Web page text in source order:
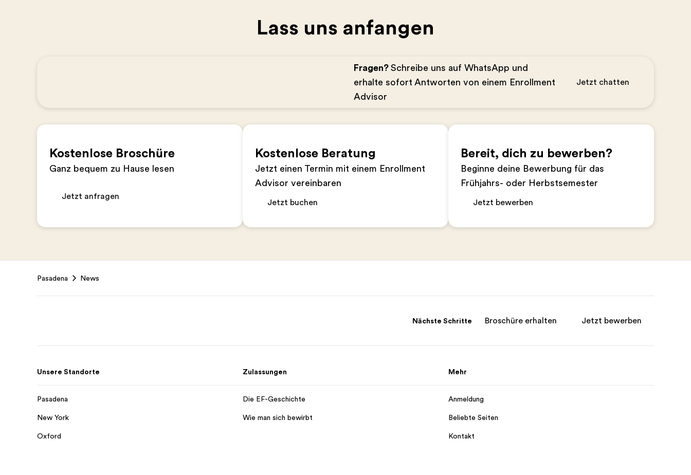
Lass uns anfangen
Fragen?Schreibe uns auf WhatsApp und
erhalte sofort Antworten von einem Enrollment
Advisor
Jetzt chatten
Kostenlose Broschüre
Ganz bequem zu Hause lesen
Jetzt anfragen
Kostenlose Beratung
Jetzt einen Termin mit einem Enrollment
Advisor vereinbaren
Jetzt buchen
Bereit, dich zu bewerben?
Beginne deine Bewerbung für das
Frühjahrs- oder Herbstsemester
Jetzt bewerben
Pasadena News
Nächste Schritte Broschüre erhalten Jetzt bewerben
Unsere Standorte
Pasadena
New York
Oxford
Zulassungen
Die EF-Geschichte
Wie man sich bewirbt
Mehr
Anmeldung
Beliebte Seiten
Kontakt